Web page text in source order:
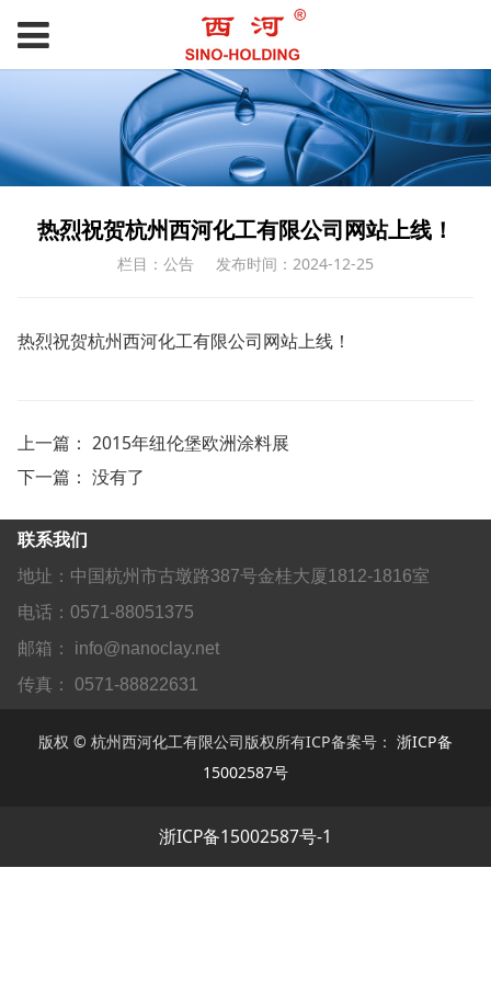
热烈祝贺杭州西河化工有限公司网站上线！
栏目：公告 发布时间：2024-12-25
热烈祝贺杭州西河化工有限公司网站上线！
上一篇： 2015年纽伦堡欧洲涂料展
下一篇： 没有了
联系我们
地址：中国杭州市古墩路387号金桂大厦1812-1816室
电话：0571-88051375
邮箱： info@nanoclay.net
传真： 0571-88822631
版权 © 杭州西河化工有限公司版权所有ICP备案号： 浙ICP备
15002587号
浙ICP备15002587号-1